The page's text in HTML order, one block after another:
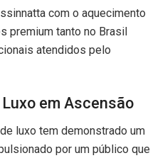
com o aquecimento
premium tanto no Brasil
atendidos pelo
em Ascensão
luxo tem demonstrado um
por um público que